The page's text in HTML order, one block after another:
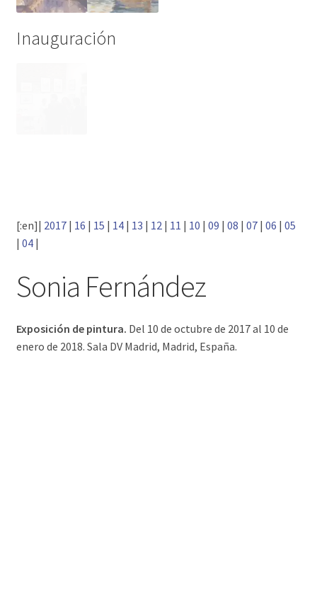
Inauguración
[:en]| 2017| 16 | 15 | 14| 13 | 12| 11 | 10 | 09 | 08 | 07| 06 | 05
| 04|
Sonia Fernández
Exposición de pintura. Del 10 de octubre de 2017 al 10 de
enero de 2018. Sala DV Madrid, Madrid, España.